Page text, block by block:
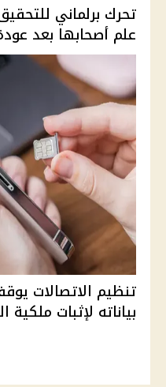
تحرك برلماني
علم أصحابها بعد
تنظيم الاتصالات
بياناته لإثبات ملكية